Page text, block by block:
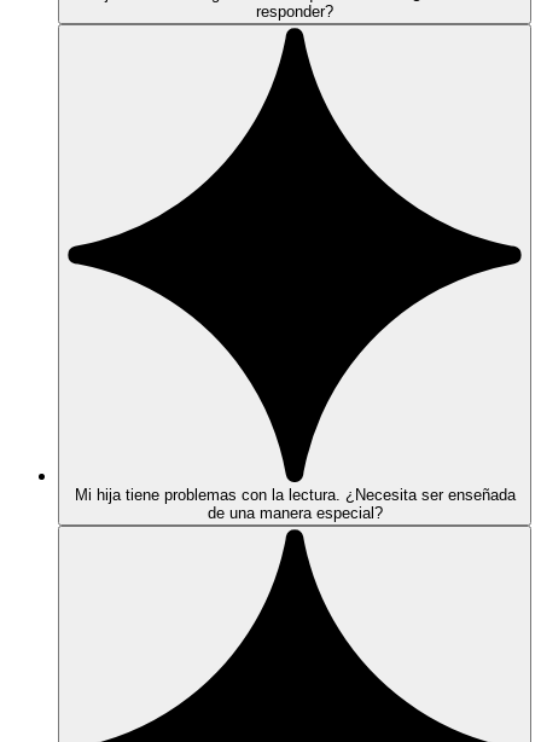
responder?
Mi hija tiene problemas con la lectura. ¿Necesita ser enseñada
de una manera especial?